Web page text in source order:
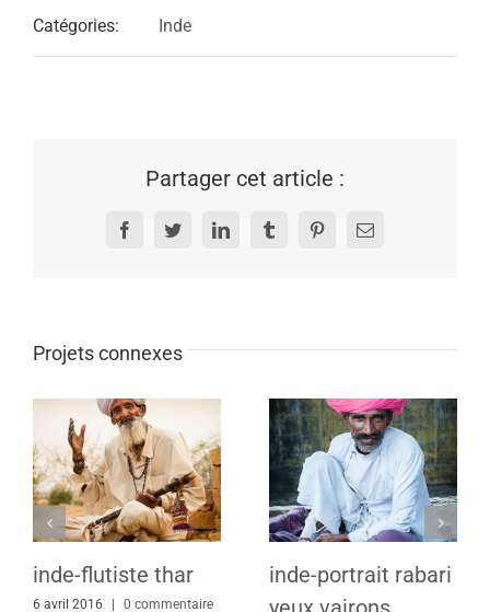
Catégories: Inde
Partager cet article :
FacebookTwitterLinkedInTumblrPinterestEmail
Projets connexes
inde-flutiste thar
6 avril 2016 0 commentaire
inde-portrait rabari